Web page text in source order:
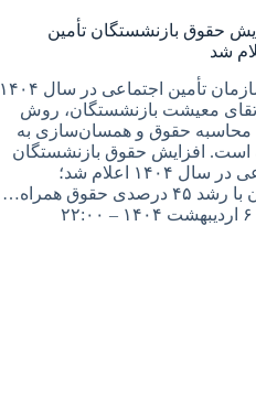
حقوق بازنشستگان تأمین
شد
خبرآنلاین: سازمان تأمین اجتماعی در سال ۱۴۰۴
معیشت بازنشستگان، روش
محاسبه حقوق و همسان‌سازی به
است. افزایش حقوق بازنشستگان
تأمین اجتماعی در سال ۱۴۰۴ اعلام شد؛
حقوق همراه…